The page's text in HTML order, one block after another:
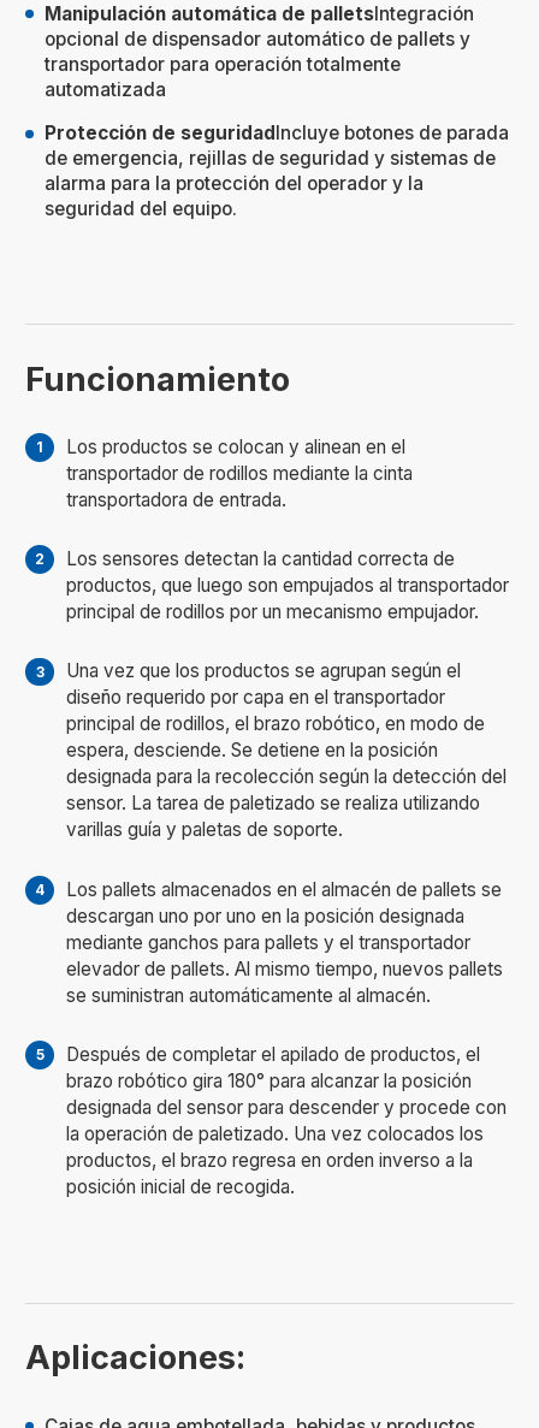
Manipulación automática de palletsIntegración
opcional de dispensador automático de pallets y
transportador para operación totalmente
automatizada
Protección de seguridadIncluye botones de parada
de emergencia, rejillas de seguridad y sistemas de
alarma para la protección del operador y la
seguridad del equipo.
Funcionamiento
Los productos se colocan y alinean en el
transportador de rodillos mediante la cinta
transportadora de entrada.
Los sensores detectan la cantidad correcta de
productos, que luego son empujados al transportador
principal de rodillos por un mecanismo empujador.
Una vez que los productos se agrupan según el
diseño requerido por capa en el transportador
principal de rodillos, el brazo robótico, en modo de
espera, desciende. Se detiene en la posición
designada para la recolección según la detección del
sensor. La tarea de paletizado se realiza utilizando
varillas guía y paletas de soporte.
Los pallets almacenados en el almacén de pallets se
descargan uno por uno en la posición designada
mediante ganchos para pallets y el transportador
elevador de pallets. Al mismo tiempo, nuevos pallets
se suministran automáticamente al almacén.
Después de completar el apilado de productos, el
brazo robótico gira 180° para alcanzar la posición
designada del sensor para descender y procede con
la operación de paletizado. Una vez colocados los
productos, el brazo regresa en orden inverso a la
posición inicial de recogida.
Aplicaciones: